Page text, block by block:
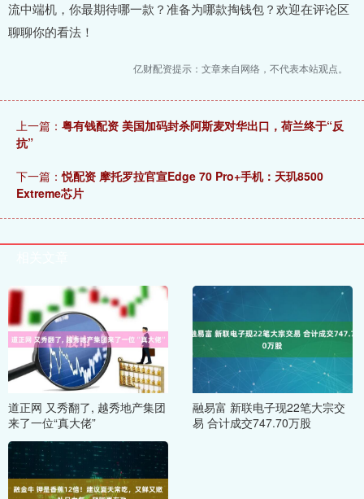
流中端机，你最期待哪一款？准备为哪款掏钱包？欢迎在评论区
聊聊你的看法！
亿财配资提示：文章来自网络，不代表本站观点。
上一篇： 粤有钱配资 美国加码封杀阿斯麦对华出口，荷兰终于“反
抗”
下一篇：悦配资 摩托罗拉官宣Edge 70 Pro+手机：天玑8500
Extreme芯片
道正网 又秀翻了, 越秀地产集团
来了一位“真大佬”
融易富 新联电子现22笔大宗交
易 合计成交747.70万股